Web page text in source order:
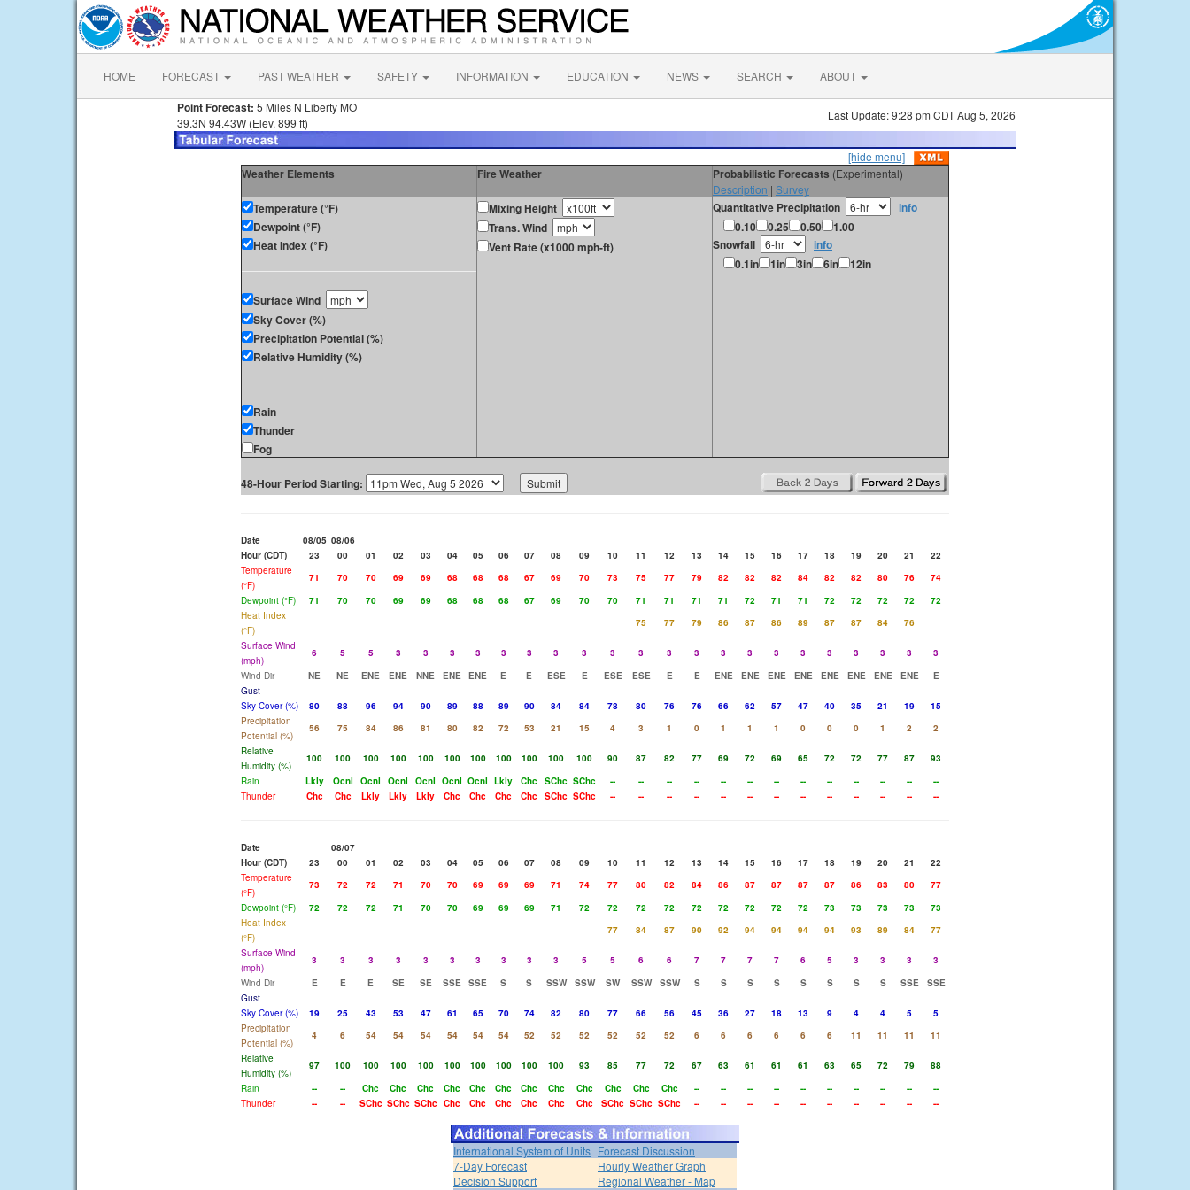
HOME FORECAST PAST WEATHER SAFETY INFORMATION EDUCATION NEWS SEARCH ABOUT
Point Forecast: 5 Miles N Liberty MO
39.3N 94.43W (Elev. 899 ft)
Last Update: 9:28 pm CDT Aug 5, 2026
[hide menu]
Weather Elements Fire Weather Probabilistic Forecasts (Experimental)
Description | Survey
Temperature (°F)
Dewpoint (°F)
Heat Index (°F)
Surface Wind
Sky Cover (%)
Precipitation Potential (%)
Relative Humidity (%)
Rain
Thunder
Fog
Mixing Height
Trans. Wind
Vent Rate (x1000 mph-ft)
Quantitative Precipitation
info
0.10
0.25 0.50
1.00
Snowfall
info
0.1in
1in 3in 6in 12in
48-Hour Period Starting:
Date 08/05 08/06
Hour (CDT)
23 00 01 02 03 04 05 06 07 08 09 10 11 12 13 14 15 16 17 18 19 20 21
22
Temperature
(°F)
71 70 70 69 69 68 68 68 67 69 70 73 75 77 79 82 82 82 84 82 82 80 76
74
Dewpoint (°F)
71 70 70 69 69 68 68 68 67 69 70 70 71 71 71 71 72 71 71 72 72 72 72
72
Heat Index
(°F)
75 77 79 86 87 86 89 87 87 84
76
Surface Wind
(mph)
6 5 5 3 3 3 3 3 3 3 3 3 3 3 3 3 3 3 3 3 3 3 3
3
Wind Dir
NE NE ENE ENE NNE ENE ENE E E ESE E ESE ESE E E ENE ENE ENE ENE ENE ENE ENE ENE
E
Gust
Sky Cover (%)
80 88 96 94 90 89 88 89 90 84 84 78 80 76 76 66 62 57 47 40 35 21 19
15
Precipitation
Potential (%)
56 75 84 86 81 80 82 72 53 21 15 4 3 1 0 1 1 1 0 0 0 1 2
2
Relative
Humidity (%)
100 100 100 100 100 100 100 100 100 100 100 90 87 82 77 69 72 69 65 72 72 77 87
93
Rain
Lkly Ocnl Ocnl Ocnl Ocnl Ocnl Ocnl Lkly Chc SChc SChc -- -- -- -- -- -- -- -- -- -- -- --
--
Thunder
Chc Chc Lkly Lkly Lkly Chc Chc Chc Chc SChc SChc -- -- -- -- -- -- -- -- -- -- -- -- --
Date
08/07
Hour (CDT)
23 00 01 02 03 04 05 06 07 08 09 10 11 12 13 14 15 16 17 18 19 20 21
22
Temperature
(°F)
73 72 72 71 70 70 69 69 69 71 74 77 80 82 84 86 87 87 87 87 86 83 80
77
Dewpoint (°F)
72 72 72 71 70 70 69 69 69 71 72 72 72 72 72 72 72 72 72 73 73 73 73
73
Heat Index
(°F)
77 84 87 90 92 94 94 94 94 93 89 84
77
Surface Wind
(mph)
3 3 3 3 3 3 3 3 3 3 5 5 6 6 7 7 7 7 6 5 3 3 3
3
Wind Dir
E E E SE SE SSE SSE S S SSW SSW SW SSW SSW S S S S S S S S SSE
SSE
Gust
Sky Cover (%)
19 25 43 53 47 61 65 70 74 82 80 77 66 56 45 36 27 18 13 9 4 4 5
5
Precipitation
Potential (%)
4 6 54 54 54 54 54 54 52 52 52 52 52 52 6 6 6 6 6 6 11 11 11
11
Relative
Humidity (%)
97 100 100 100 100 100 100 100 100 100 93 85 77 72 67 63 61 61 61 63 65 72 79
88
Rain
-- -- Chc Chc Chc Chc Chc Chc Chc Chc Chc Chc Chc Chc -- -- -- -- -- -- -- -- --
--
Thunder
-- -- SChc SChc SChc Chc Chc Chc Chc Chc Chc SChc SChc SChc -- -- -- -- -- -- -- -- -- --
International System of Units Forecast Discussion
7-Day Forecast
Hourly Weather Graph
Decision Support
Regional Weather - Map